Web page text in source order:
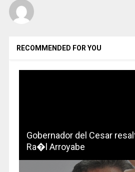
RECOMMENDED FOR YOU
Gobernador del Cesar
Ra�l Arroyabe